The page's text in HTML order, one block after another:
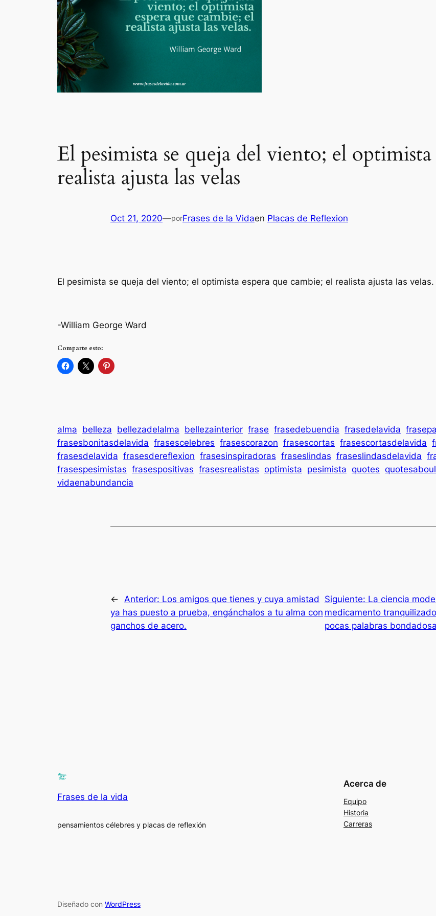
El pesimista se queja del viento; el
realista ajusta las velas
Oct 21, 2020—porFrases de la Vidaen Placas de Reflexion
El pesimista se queja del viento; el optimista espera que cambie; el realista ajusta las velas.
-William George Ward
Comparte esto:
alma belleza bellezadelalma bellezainterior frase frasedebuendia frasedelavida
frasesbonitasdelavida frasescelebres frasescorazon frasescortas frasescortasdelavida
frasesdelavida frasesdereflexion frasesinspiradoras fraseslindas fraseslindasdelavida
frasespesimistas frasespositivas frasesrealistas optimista pesimista quotes
vidaenabundancia
← Anterior: Los amigos que tienes y cuya amistad
ya has puesto a prueba, engánchalos a tu alma con
ganchos de acero.
Siguiente: La ciencia
medicamento
pocas palabras
Frases de la vida
pensamientos célebres y placas de reflexión
Acerca de
Equipo
Historia
Carreras
Diseñado con WordPress